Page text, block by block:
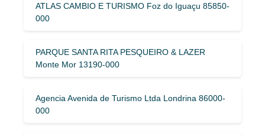
ATLAS CAMBIO E TURISMO Foz do Iguaçu 85850-
000
PARQUE SANTA RITA PESQUEIRO & LAZER
Monte Mor 13190-000
Agencia Avenida de Turismo Ltda Londrina 86000-
000